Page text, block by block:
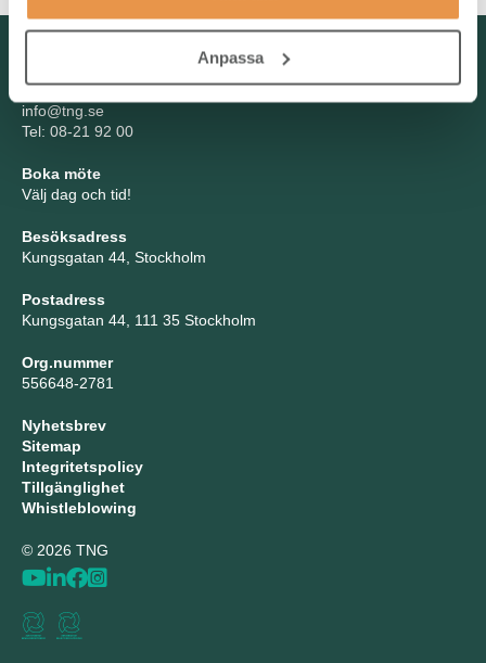
Anpassa
TNG Group AB
info@tng.se
Tel: 08-21 92 00
Boka möte
Välj dag och tid!
Besöksadress
Kungsgatan 44, Stockholm
Postadress
Kungsgatan 44, 111 35 Stockholm
Org.nummer
556648-2781
Nyhetsbrev
Sitemap
Integritetspolicy
Tillgänglighet
Whistleblowing
© 2026 TNG